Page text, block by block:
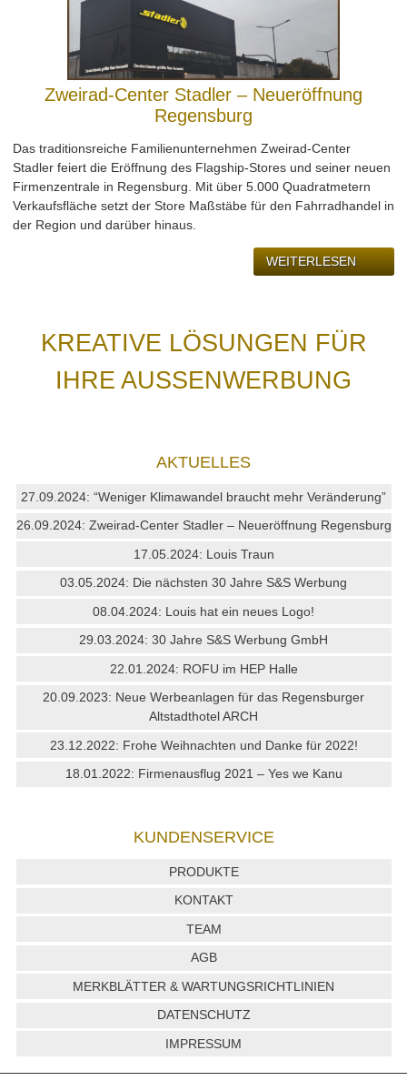
Zweirad-Center Stadler – Neueröffnung
Regensburg
Das traditionsreiche Familienunternehmen Zweirad-Center
Stadler feiert die Eröffnung des Flagship-Stores und seiner neuen
Firmenzentrale in Regensburg. Mit über 5.000 Quadratmetern
Verkaufsfläche setzt der Store Maßstäbe für den Fahrradhandel in
der Region und darüber hinaus.
WEITERLESEN
KREATIVE LÖSUNGEN FÜR
IHRE AUSSENWERBUNG
AKTUELLES
27.09.2024: “Weniger Klimawandel braucht mehr Veränderung”
26.09.2024: Zweirad-Center Stadler – Neueröffnung Regensburg
17.05.2024: Louis Traun
03.05.2024: Die nächsten 30 Jahre S&S Werbung
08.04.2024: Louis hat ein neues Logo!
29.03.2024: 30 Jahre S&S Werbung GmbH
22.01.2024: ROFU im HEP Halle
20.09.2023: Neue Werbeanlagen für das Regensburger
Altstadthotel ARCH
23.12.2022: Frohe Weihnachten und Danke für 2022!
18.01.2022: Firmenausflug 2021 – Yes we Kanu
KUNDENSERVICE
PRODUKTE
KONTAKT
TEAM
AGB
MERKBLÄTTER & WARTUNGSRICHTLINIEN
DATENSCHUTZ
IMPRESSUM